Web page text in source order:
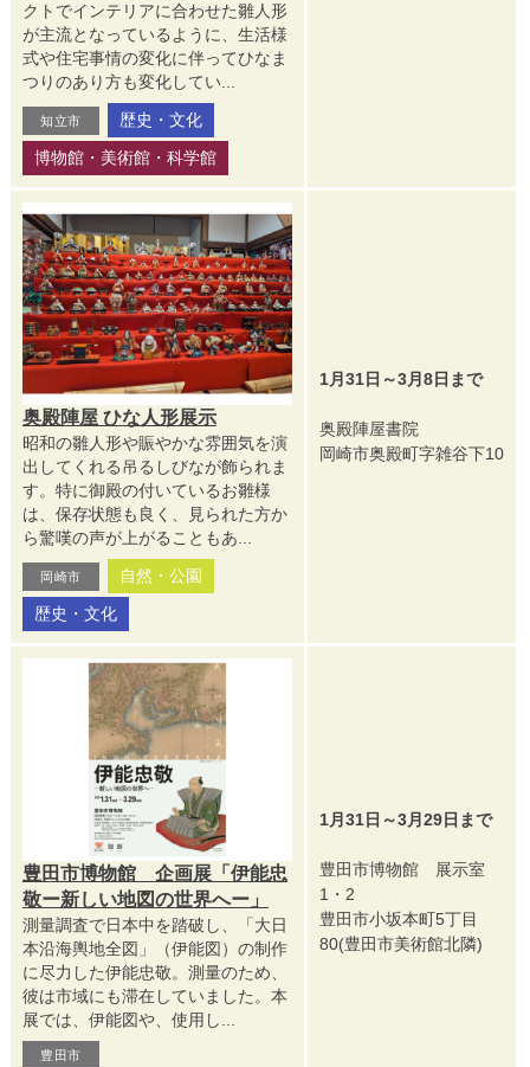
クトでインテリアに合わせた雛人形
が主流となっているように、生活様
式や住宅事情の変化に伴ってひなま
つりのあり方も変化してい...
知立市
歴史・文化
博物館・美術館・科学館
奥殿陣屋 ひな人形展示
昭和の雛人形や賑やかな雰囲気を演
出してくれる吊るしびなが飾られま
す。特に御殿の付いているお雛様
は、保存状態も良く、見られた方か
ら驚嘆の声が上がることもあ...
岡崎市
自然・公園
歴史・文化
1月31日～3月8日まで
奥殿陣屋書院
岡崎市奥殿町字雑谷下10
豊田市博物館 企画展「伊能忠
敬ー新しい地図の世界へー」
測量調査で日本中を踏破し、「大日
本沿海輿地全図」（伊能図）の制作
に尽力した伊能忠敬。測量のため、
彼は市域にも滞在していました。本
展では、伊能図や、使用し...
豊田市
1月31日～3月29日まで
豊田市博物館 展示室
1・2
豊田市小坂本町5丁目
80(豊田市美術館北隣)